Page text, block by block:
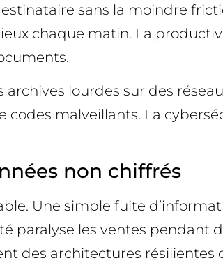
sans la moindre
chaque matin. La
lourdes sur des
malveillants. La
non chiffrés
Une simple fuite
paralyse les ventes pendant
des architectures résilientes